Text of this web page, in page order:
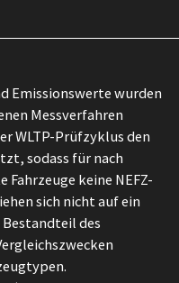
Emissionswerte wurden
Messverfahren
WLTP-Prüfzyklus den
sodass für nach
keine NEFZ-
sich nicht auf ein
des